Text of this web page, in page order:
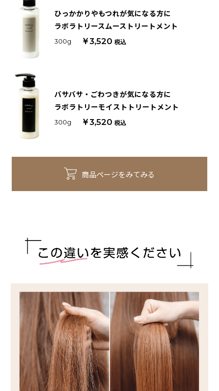
ひっかかりやもつれが気になる方に
ラボラトリースムーストリートメント
300g ￥3,520 税込
バサバサ・ごわつきが気になる方に
ラボラトリーモイストトリートメント
300g ￥3,520 税込
商品ページをみてみる